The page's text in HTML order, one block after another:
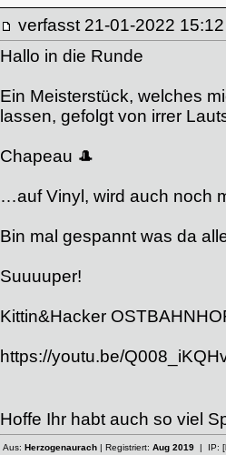
verfasst 21-01-2022
Hallo in die Runde
Ein Meisterstück, welches
lassen, gefolgt von irrer
Chapeau 🎩
…auf Vinyl, wird auch noch
Bin mal gespannt was da
Suuuuper!
Kittin&Hacker
https://youtu.be/
Hoffe Ihr habt auch so viel
Aus: Herzogenaurach| Registriert: Aug 2019| IP: